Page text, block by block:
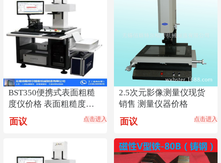
BST350便携式表面粗糙
度仪价格 表面粗糙度仪
厂商
面议 点击进入
2.5次元影像测量仪现货
销售 测量仪器价格
面议 点击进入